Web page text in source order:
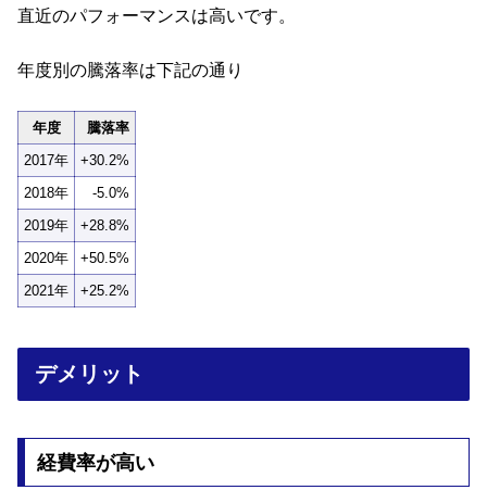
直近のパフォーマンスは高いです。
年度別の騰落率は下記の通り
年度
騰落率
2017年
+30.2%
2018年
-5.0%
2019年
+28.8%
2020年
+50.5%
2021年
+25.2%
デメリット
経費率が高い